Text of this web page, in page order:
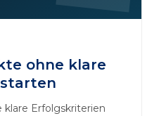
ohne klare
Erfolgskriterien